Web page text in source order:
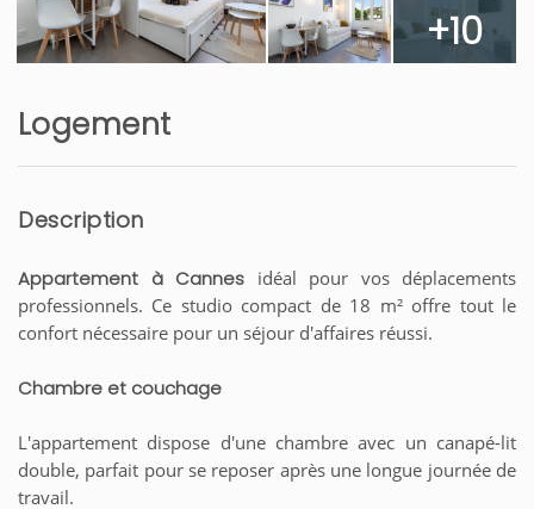
+10
Logement
Description
Appartement à Cannes idéal pour vos déplacements
professionnels. Ce studio compact de 18 m² offre tout le
confort nécessaire pour un séjour d'affaires réussi.
Chambre et couchage
L'appartement dispose d'une chambre avec un canapé-lit
double, parfait pour se reposer après une longue journée de
travail.